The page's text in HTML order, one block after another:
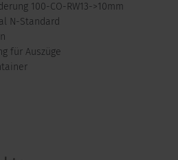
100-CO-RW13->10mm
N-Standard
für Auszüge